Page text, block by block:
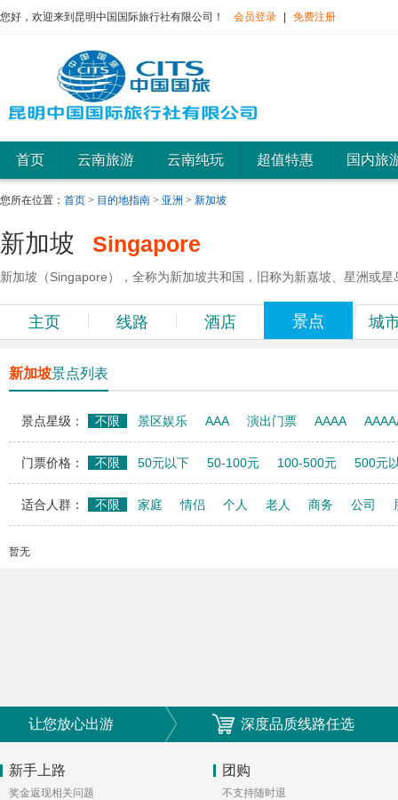
您好，欢迎来到昆明中国国际旅行社有限公司！ 会员登录 免费注册
首页 云南旅游 云南纯玩 超值特惠 国内旅
您所在位置： 首页 > 目的地指南 > 亚洲 > 新加坡
新加坡 Singapore
新加坡（Singapore），全称为新加坡共和国，旧称为新嘉坡、星洲或
主页 线路 酒店 景点 城
新加坡景点列表
景点星级： 不限 景区娱乐 AAA 演出门票 AAAA
门票价格： 不限 50元以下 50-100元 100-500元 500元
适合人群： 不限 家庭 情侣 个人 老人 商务 公司
暂无
让您放心出游 深度品质线路任选
新手上路
奖金返现相关问题
团购
不支持随时退